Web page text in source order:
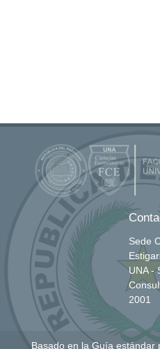
Sede
UNA -
2001
Basado en la Guía estándar